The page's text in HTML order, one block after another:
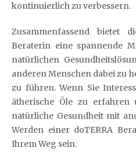
kontinuierlich zu verbessern.
Zusammenfassend bietet
Beraterin eine spannende
natürlichen
anderen Menschen dabei zu
zu führen. Wenn Sie
ätherische Öle zu
natürliche Gesundheit mit
Werden einer doTERRA
Ihrem Weg sein.